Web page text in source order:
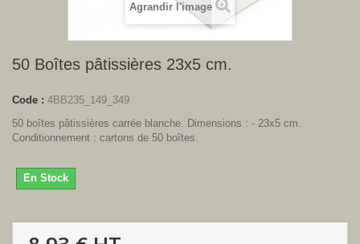
Agrandir l'image
50 Boîtes pâtissières 23x5 cm.
Code : 4BB235_149_349
50 boîtes pâtissières carrée blanche. Dimensions : - 23x5 cm.
Conditionnement : cartons de 50 boîtes.
En Stock